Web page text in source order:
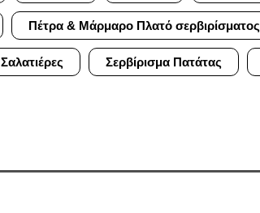
Πέτρα & Μάρμαρο Πλατό σερβιρίσματος
Σαλατιέρες Σερβίρισμα Πατάτας